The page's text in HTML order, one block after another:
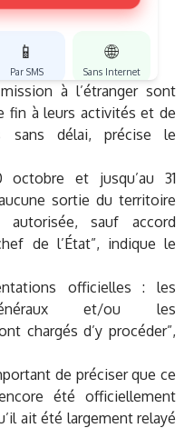
📱
Par SMS
🌐
Sans Internet
à l’étranger sont
fin à leurs activités et de
sans délai, précise le
et jusqu’au 31
sortie du territoire
sauf accord
de l’État”, indique le
officielles : les
et/ou les
chargés d’y procéder”,
de préciser que ce
été officiellement
ait été largement relayé